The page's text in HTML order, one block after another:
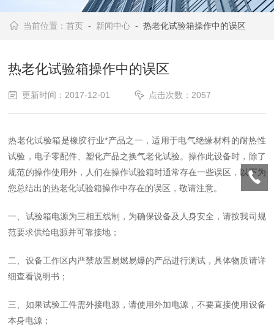
当前位置：首页 - 新闻中心 - 热老化试验箱操作中的误区
热老化试验箱操作中的误区
更新时间：2017-12-01 点击次数：2057
热老化试验箱是橡胶行业*产品之一，适用于电气绝缘材料的耐热性
试验，电子零配件、塑化产品之换气老化试验。操作此设备时，除了
规范的操作使用外，人们在操作试验箱时通常存在一些误区，以下为
您总结出的热老化试验箱操作中存在的误区，敬请注意。
一、试验箱电源为三相五线制，为确保设备及人身安全，请按我司规
范要求供给电源并可靠接地；
二、设备工作区内严禁放置易燃易爆的产品进行测试，具体物质请详
细查看说明书；
三、如果试验工件需外接电源，请使用外加电源，不要直接使用设备
本身电源；